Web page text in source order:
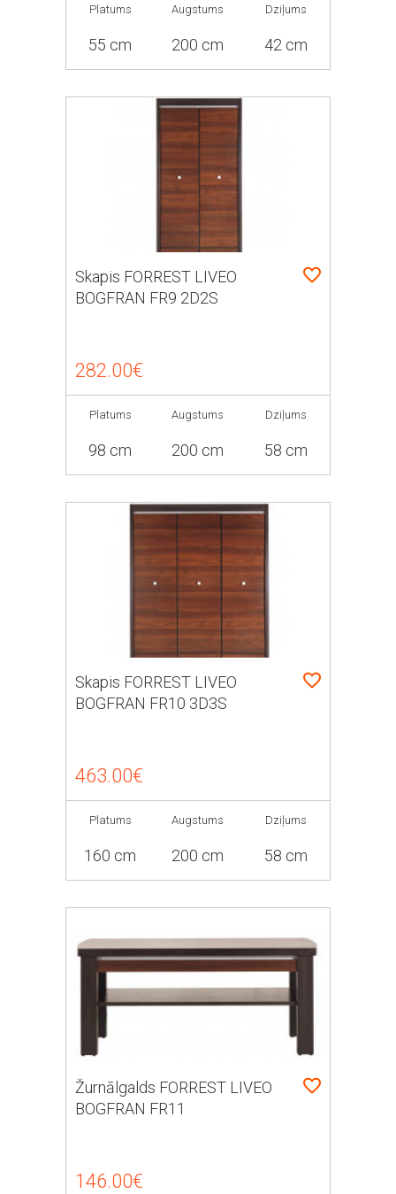
Platums
55 cm
Augstums
200 cm
Dziļums
42 cm
Skapis FORREST LIVEO
BOGFRAN FR9 2D2S
282.00€
Platums
98 cm
Augstums
200 cm
Dziļums
58 cm
Skapis FORREST LIVEO
BOGFRAN FR10 3D3S
463.00€
Platums
160 cm
Augstums
200 cm
Dziļums
58 cm
Žurnālgalds FORREST LIVEO
BOGFRAN FR11
146.00€